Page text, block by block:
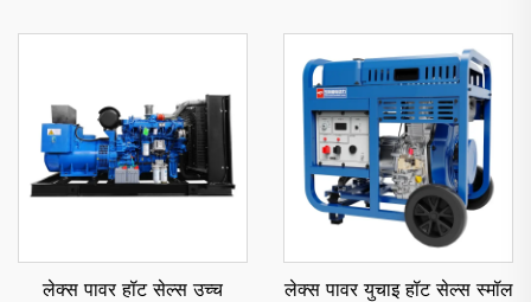
लेक्स पावर हॉट सेल्स उच्च
लेक्स पावर युचाइ हॉट सेल्स स्मॉल